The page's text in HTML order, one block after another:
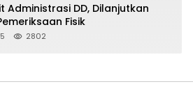
Administrasi DD, Dilanjutkan
Fisik
2802